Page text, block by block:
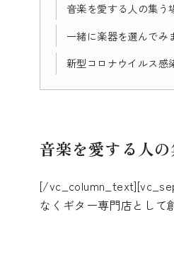
音楽を愛する人の集う
一緒に楽器を選んでみ
新型コロナウイルス感
音楽を愛する人
[/
なくギター専門店として